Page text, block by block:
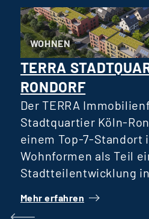
WOHNEN
TERRA
RONDORF
Der TERRA
Stadtquartier Köln-
einem Top-7-Standort
Wohnformen als Teil
Stadtteilentwicklung
wie Reihenhäuser,
Mehr erfahren